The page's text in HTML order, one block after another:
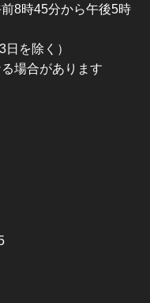
8時45分から午後5時
を除く）
場合があります